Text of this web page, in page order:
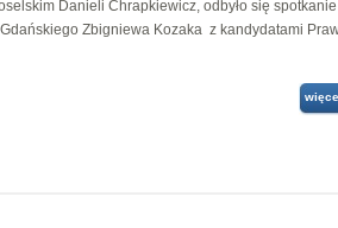
Danieli Chrapkiewicz, odbyło się spotkanie
Zbigniewa Kozaka z kandydatami